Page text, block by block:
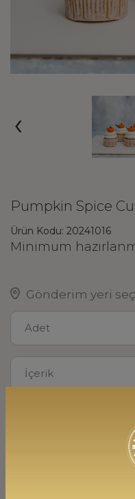
‹
Pumpkin Spice
Ürün Kodu: 20241016
Minimum
Gönderim yeri
Adet
İçerik